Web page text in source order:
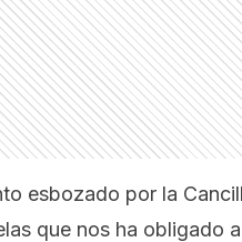
esbozado por la
que nos ha obligado